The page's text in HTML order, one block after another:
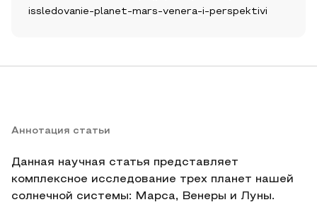
issledovanie-planet-mars-venera-i-perspektivi
Аннотация статьи
Данная научная статья представляет
комплексное исследование трех планет нашей
солнечной системы: Марса, Венеры и Луны.